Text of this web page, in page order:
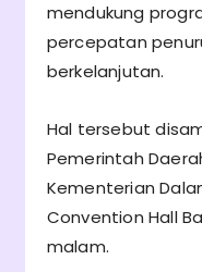
mendukung
percepatan
berkelanjutan.
Hal tersebut
Pemerintah
Kementerian
Convention Hall
malam.